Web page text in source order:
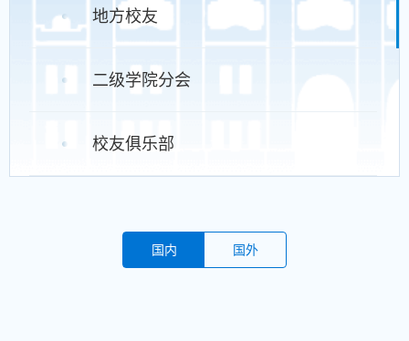
地方校友
二级学院分会
校友俱乐部
国内 国外